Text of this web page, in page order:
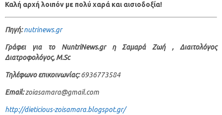
Καλή αρχή λοιπόν με πολύ χαρά και αισιοδοξία!
Πηγή:nutrinews.gr
Γράφει για το ΝuntriNews.gr η Σαμαρά Ζωή , Διαιτολόγος
Διατροφολόγος, M.Sc
Τηλέφωνο επικοινωνίας:6936773584
Email:zoiasamara@gmail.com
http://dieticious-zoisamara.blogspot.gr/